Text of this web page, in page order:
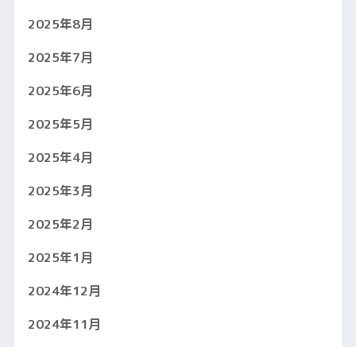
2025年8月
2025年7月
2025年6月
2025年5月
2025年4月
2025年3月
2025年2月
2025年1月
2024年12月
2024年11月